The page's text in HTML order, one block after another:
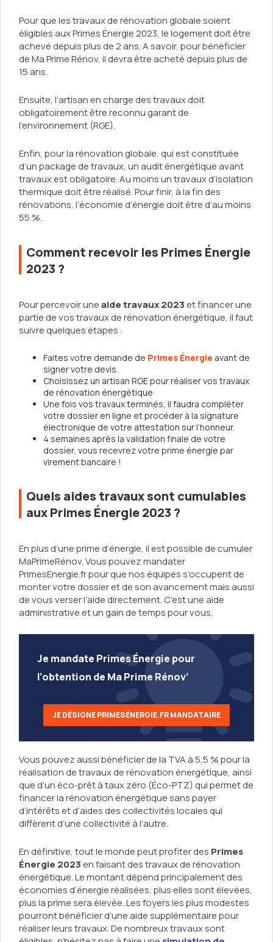
Pour que les travaux de rénovation globale soient
éligibles aux Primes Énergie 2023, le logement doit être
achevé depuis plus de 2 ans. A savoir, pour bénéficier
de Ma Prime Rénov, il devra être acheté depuis plus de
15 ans.
Ensuite, l’artisan en charge des travaux doit
obligatoirement être reconnu garant de
l’environnement (RGE).
Enfin, pour la rénovation globale, qui est constituée
d’un package de travaux, un audit énergétique avant
travaux est obligatoire. Au moins un travaux d’isolation
thermique doit être réalisé. Pour finir, à la fin des
rénovations, l’économie d’énergie doit être d’au moins
55 %.
Comment recevoir les Primes Énergie
2023 ?
Pour percevoir uneaide travaux 2023et financer une
partie de vos travaux de rénovation énergétique, il faut
suivre quelques étapes :
Faites votre demande de Primes Énergie avant de
signer votre devis.
Choisissez un artisan RGE pour réaliser vos travaux
de rénovation énergétique
Une fois vos travaux terminés, il faudra compléter
votre dossier en ligne et procéder à la signature
électronique de votre attestation sur l’honneur.
4 semaines après la validation finale de votre
dossier, vous recevrez votre prime énergie par
virement bancaire !
Quels aides travaux sont cumulables
aux Primes Énergie 2023 ?
En plus d’une prime d’énergie, il est possible de cumuler
MaPrimeRénov. Vous pouvez mandater
PrimesEnergie.fr pour que nos équipes s’occupent de
monter votre dossier et de son avancement mais aussi
de vous verser l’aide directement. C’est une aide
administrative et un gain de temps pour vous.
Je mandate Primes Énergie pour
l’obtention de Ma Prime Rénov’
JE DÉSIGNE PRIMESÉNERGIE.FR MANDATAIRE
Vous pouvez aussi bénéficier de la TVA à 5,5 % pour la
réalisation de travaux de rénovation énergétique, ainsi
que d’un éco-prêt à taux zéro (Éco-PTZ) qui permet de
financer la rénovation énergétique sans payer
d’intérêts et d’aides des collectivités locales qui
diffèrent d’une collectivité à l'autre.
En définitive, tout le monde peut profiter des Primes
Énergie 2023en faisant des travaux de rénovation
énergétique. Le montant dépend principalement des
économies d’énergie réalisées, plus elles sont élevées,
plus la prime sera élevée. Les foyers les plus modestes
pourront bénéficier d’une aide supplémentaire pour
réaliser leurs travaux. De nombreux travaux sont